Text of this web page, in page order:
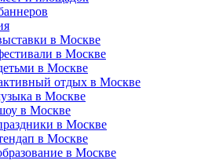
в Москве
в Москве
в Москве
отдых в Москве
в Москве
в Москве
в Москве
в Москве
в Москве